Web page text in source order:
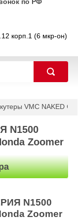
корп.1 (6 мкр-он)
VMC NAKED
N1500
Zoomer
N1500
Zoomer